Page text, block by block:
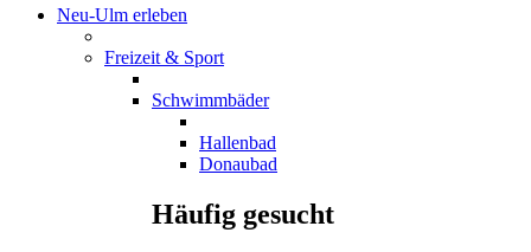
Neu-Ulm erleben
Freizeit & Sport
Schwimmbäder
Hallenbad
Donaubad
Häufig gesucht